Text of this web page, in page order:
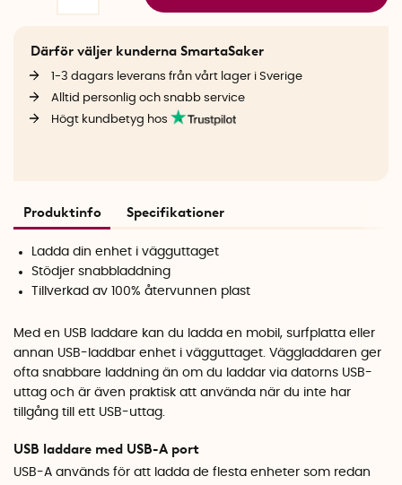
Därför väljer kunderna SmartaSaker
1-3 dagars leverans från vårt lager i Sverige
Alltid personlig och snabb service
Högt kundbetyg hos
Produktinfo Specifikationer
Ladda din enhet i vägguttaget
Stödjer snabbladdning
Tillverkad av 100% återvunnen plast
Med en USB laddare kan du ladda en mobil, surfplatta eller
annan USB-laddbar enhet i vägguttaget. Väggladdaren ger
ofta snabbare laddning än om du laddar via datorns USB-
uttag och är även praktisk att använda när du inte har
tillgång till ett USB-uttag.
USB laddare med USB-A port
USB-A används för att ladda de flesta enheter som redan